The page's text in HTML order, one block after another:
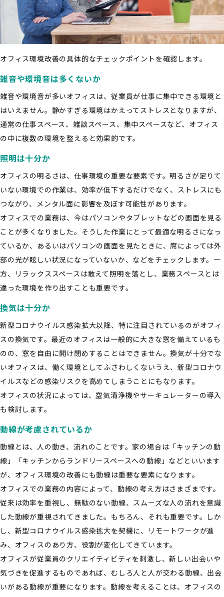
オフィス環境改善の具体的なチェックポイントを確認します。
雑音や環境音は多くないか
雑音や環境音が多いオフィスは、従業員が仕事に集中できる環境と
はいえません。静かすぎる環境はかえってストレスとなりますが、
通常の仕事スペース、雑談スペース、集中スペースなど、オフィス
の中に複数の環境を整えると効果的です。
照明は十分か
オフィスの明るさは、仕事環境の重要な要素です。明るさが足りて
いない環境での作業は、効率が低下するだけでなく、ストレスにも
つながり、メンタル面に影響を及ぼす可能性があります。
オフィスでの業務は、今はパソコンやタブレットなどの画面を見る
ことが多くなりました。そうした作業にとって最適な明るさになっ
ているか、あるいはパソコンの画面を見たときに、席によっては外
部の光が眩しい状況になっていないか、などをチェックします。一
方、リラックススペースは敢えて照明を落とし、業務スペースとは
違った環境を作り出すことも重要です。
換気は十分か
新型コロナウイルス感染拡大以降、特に注目されているのがオフィ
スの換気です。最近のオフィスは一般的に大きな窓を備えているも
のの、窓を自由に開け閉めすることはできません。換気が十分でな
いオフィスは、働く環境としてふさわしくないうえ、新型コロナウ
イルスなどの感染リスクを高めてしまうことにもなります。
オフィスの状況によっては、空気清浄機やサーキュレーターの導入
も検討します。
動線が考慮されているか
動線とは、人の動き、流れのことです。家の場合は「キッチンの動
線」「キッチンからランドリースペースへの動線」などといいます
が、オフィス環境の改善にも動線は重要な要素になります。
オフィスでの業務の内容によって、動線の考え方はさまざまです。
従来は効率を重視し、無駄のない動線、スムーズな人の流れを意識
した動線が重視されてきました。もちろん、それも重要です。しか
し、新型コロナウイルス感染拡大を契機に、リモートワークが進
み、オフィスのあり方、役割が変化してきています。
オフィスが従業員のクリエイティビティを刺激し、新しい出会いや
気づきを促進するものであれば、むしろ人と人が交わる動線、出会
いがある動線が重要になります。動線を考えることは、オフィスの